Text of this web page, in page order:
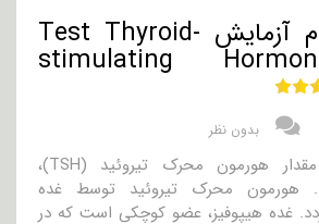
هدف از انجام آزمایش Test Thyroid-
stimulating
بدون نظر
در این آزمایش، مقدار هورمون محرک تیروئید (TSH)،
هورمون محرک تیروئید توسط غده
غده هیپوفیز، عضو کوچکی است که در